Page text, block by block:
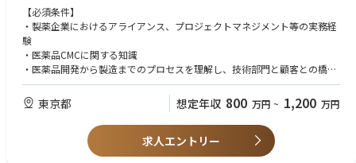
【必須条件】
・製薬企業におけるアライアンス、プロジェクトマネジメント等の実務経
験
・医薬品CMCに関する知識
・医薬品開発から製造までのプロセスを理解し、技術部門と顧客との橋渡
しができること
・ステークホルダーとの折衝・契約交渉・プレゼンテーション経験
・社内外の多様な関係者を巻き込みながらプロジェクトを推進した経験
・バイオ素材またはバイオシミラーに関する業務経験
東京都 想定年収 800 万円 ~ 1,200 万円
求人エントリー